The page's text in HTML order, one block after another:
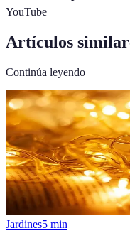
YouTube
Artículos
Continúa leyendo
Jardines5 min